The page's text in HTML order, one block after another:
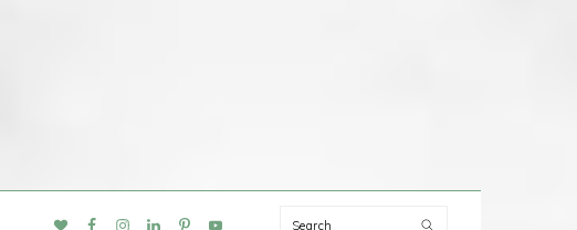
NAV
Search